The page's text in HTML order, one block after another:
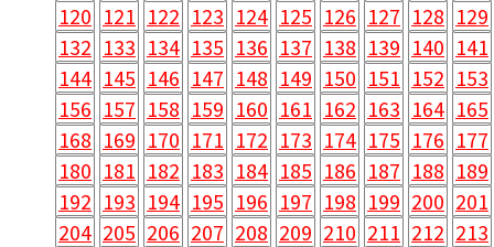
120 121 122 123 124 125 126 127 128 129
132 133 134 135 136 137 138 139 140 141
144 145 146 147 148 149 150 151 152 153
156 157 158 159 160 161 162 163 164 165
168 169 170 171 172 173 174 175 176 177
180 181 182 183 184 185 186 187 188 189
192 193 194 195 196 197 198 199 200 201
204 205 206 207 208 209 210 211 212 213